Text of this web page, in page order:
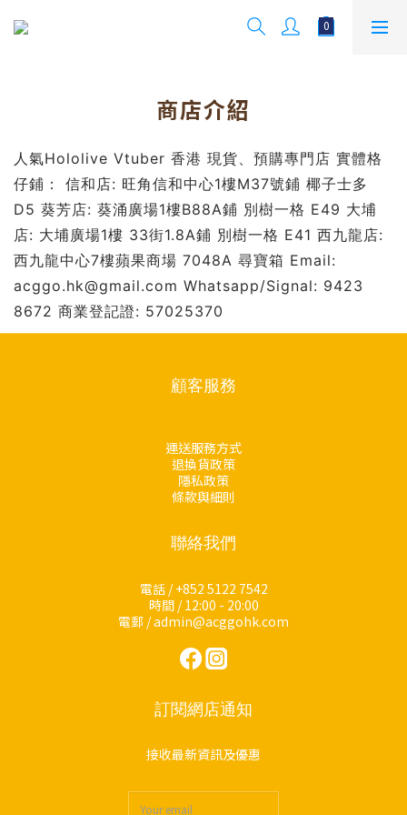
商店介紹
人氣Hololive Vtuber 香港 現貨、預購專門店 實體格
仔鋪： 信和店: 旺角信和中心1樓M37號鋪 椰子士多
D5 葵芳店: 葵涌廣場1樓B88A鋪 別樹一格 E49 大埔
店: 大埔廣場1樓 33街1.8A鋪 別樹一格 E41 西九龍店:
西九龍中心7樓蘋果商場 7048A 尋寶箱 Email:
acggo.hk@gmail.com Whatsapp/Signal: 9423
8672 商業登記證: 57025370
顧客服務
運送服務方式
退換貨政策
隱私政策
條款與細則
聯絡我們
電話 / +852 5122 7542
時間 / 12:00 - 20:00
電郵 / admin@acggohk.com
訂閱網店通知
接收最新資訊及優惠